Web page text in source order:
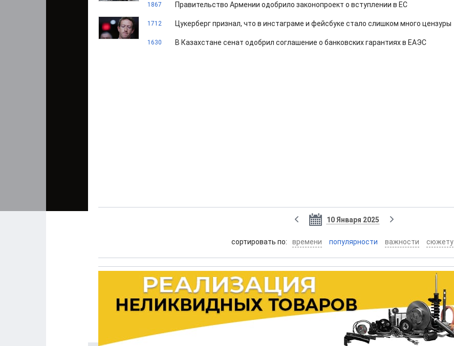
1867 Правительство Армении одобрило законопроект о вступлении в ЕС
1712 Цукерберг признал, что в инстаграме и фейсбуке стало слишком много цензуры
1630 В Казахстане сенат одобрил соглашение о банковских гарантиях в ЕАЭС
10 Января 2025
cортировать по: времени популярности важности сюжету